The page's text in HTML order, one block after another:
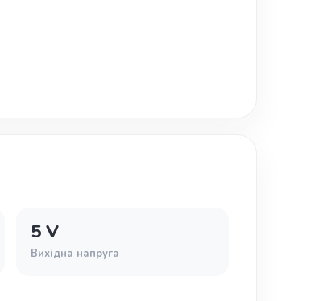
5 V
Вихідна напруга